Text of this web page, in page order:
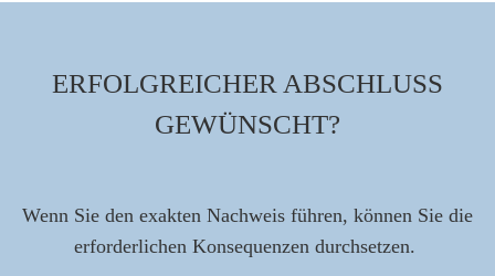
ERFOLGREICHER ABSCHLUSS
GEWÜNSCHT?
Wenn Sie den exakten Nachweis führen, können Sie die
erforderlichen Konsequenzen durchsetzen.